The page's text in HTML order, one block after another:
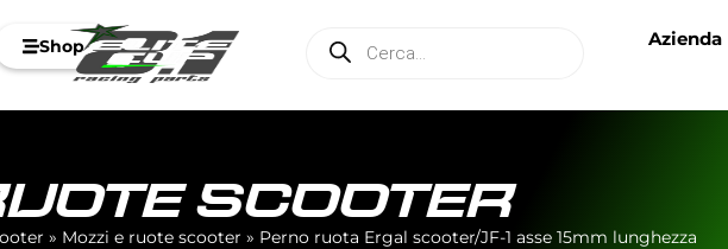
Shop Azienda
SCOOTER
» Mozzi e ruote scooter » Perno ruota Ergal scooter/JF-1 asse 15mm lunghezza